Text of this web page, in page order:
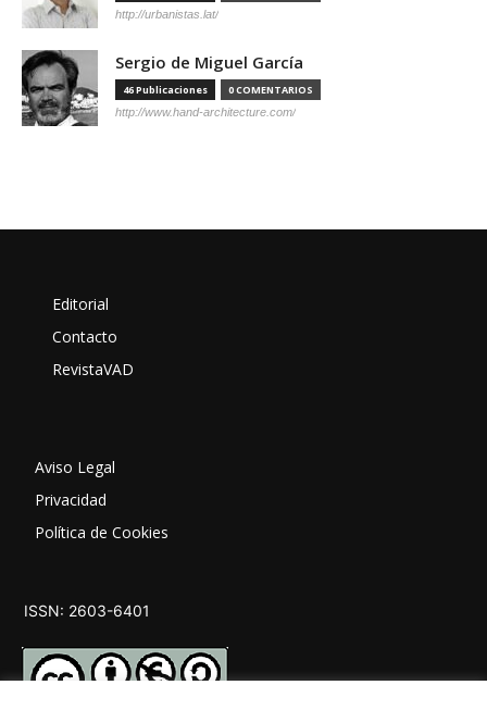
http://urbanistas.lat/
Sergio de Miguel García
46 Publicaciones 0 COMENTARIOS
http://www.hand-architecture.com/
Editorial
Contacto
RevistaVAD
Aviso Legal
Privacidad
Política de Cookies
ISSN: 2603-6401